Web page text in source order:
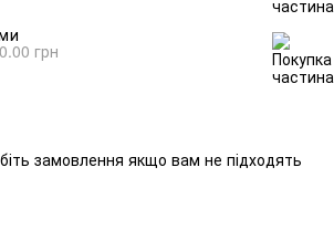
грн
замовлення якщо вам не підходять